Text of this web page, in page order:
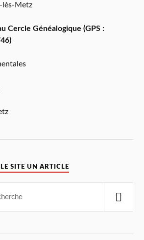
lès-Metz
Cercle Généalogique (GPS :
SITE UN ARTICLE